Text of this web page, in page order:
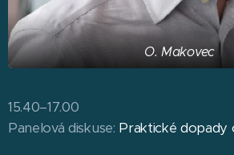
O. Makovec
15.40–17.00
Panelová diskuse: Praktické dopady